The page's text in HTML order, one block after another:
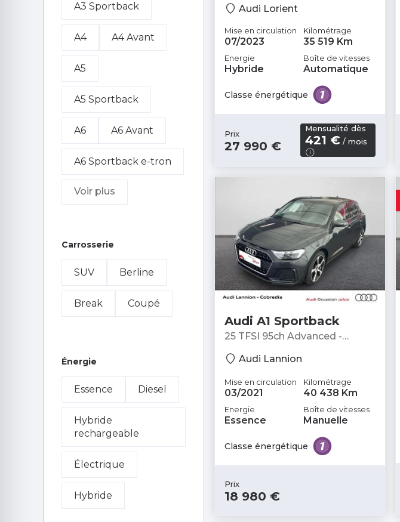
A3 Sportback
A4 A4 Avant
A5
A5 Sportback
A6 A6 Avant
A6 Sportback e-tron
A7 Sportback
Q4 Sportback e-
Voir plus
Carrosserie
SUV Berline
Break Coupé
Énergie
Essence Diesel
Hybride
rechargeable
Électrique
Hybride
Audi Lorient
Mise en circulation
07/2023
Kilométrage
35 519 Km
Energie
Hybride
Boîte de vitesses
Automatique
Classe énergétique
Prix
27 990 €
Mensualité dès
421 €/ mois
Audi A1 Sportback
25 TFSI 95ch Advanced -
Audi Lannion
Mise en circulation
03/2021
Kilométrage
40 438 Km
Energie
Essence
Boîte de vitesses
Manuelle
Classe énergétique
Prix
18 980 €